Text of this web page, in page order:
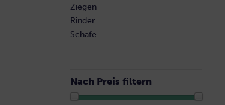
Ziegen
Rinder
Schafe
Nach Preis filtern